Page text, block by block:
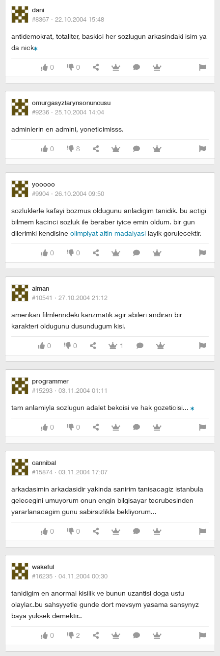
dani
#8367 · 22.10.2004 15:48
antidemokrat, totaliter, baskici her sozlugun arkasindaki isim ya
da nick
0 0
omurgasyzlarynsonuncusu
#9236 · 25.10.2004 14:04
adminlerin en admini, yoneticimisss.
0 8
yooooo
#9904 · 26.10.2004 09:50
sozluklerle kafayi bozmus oldugunu anladigim tanidik. bu actigi
bilmem kacinci sozluk ile beraber iyice emin oldum. bir gun
dilerimki kendisine olimpiyat altin madalyasi layik gorulecektir.
0 0
alman
#10541 · 27.10.2004 21:12
amerikan filmlerindeki karizmatik agir abileri andiran bir
karakteri oldugunu dusundugum kisi.
0 0 1
programmer
#15293 · 03.11.2004 01:11
tam anlamiyla sozlugun adalet bekcisi ve hak gozeticisi...
0 0
cannibal
#15874 · 03.11.2004 17:07
arkadasimin arkadasidir yakinda sanirim tanisacagiz istanbula
gelecegini umuyorum onun engin bilgisayar tecrubesinden
yararlanacagim gunu sabirsizlikla bekliyorum...
0 0
wakeful
#16235 · 04.11.2004 00:30
tanidigim en anormal kisilik ve bunun uzantisi doga ustu
olaylar..bu sahsyyetle gunde dort mevsym yasama sansynyz
baya yuksek demektir..
0 2